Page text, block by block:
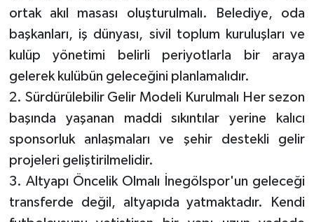
ortak akıl masası oluşturulmalı. Belediye, oda
başkanları, iş dünyası, sivil toplum kuruluşları ve
kulüp yönetimi belirli periyotlarla bir araya
gelerek kulübün geleceğini planlamalıdır.
2. Sürdürülebilir Gelir Modeli Kurulmalı Her sezon
başında yaşanan maddi sıkıntılar yerine kalıcı
sponsorluk anlaşmaları ve şehir destekli gelir
projeleri geliştirilmelidir.
3. Altyapı Öncelik Olmalı İnegölspor'un geleceği
transferde değil, altyapıda yatmaktadır. Kendi